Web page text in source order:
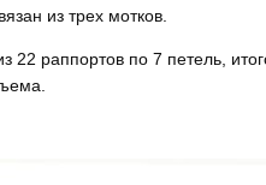
из трех мотков.
раппортов по 7 петель,